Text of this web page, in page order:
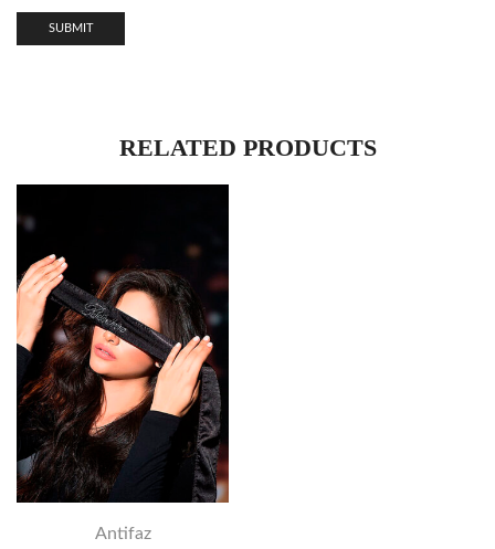
RELATED PRODUCTS
Antifaz